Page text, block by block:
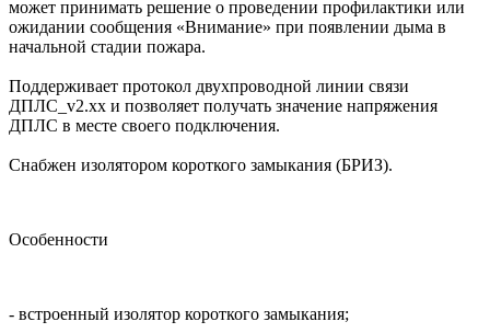
может принимать решение о проведении профилактики или
ожидании сообщения «Внимание» при появлении дыма в
начальной стадии пожара.
Поддерживает протокол двухпроводной линии связи
ДПЛС_v2.xx и позволяет получать значение напряжения
ДПЛС в месте своего подключения.
Снабжен изолятором короткого замыкания (БРИЗ).
Особенности
- встроенный изолятор короткого замыкания;